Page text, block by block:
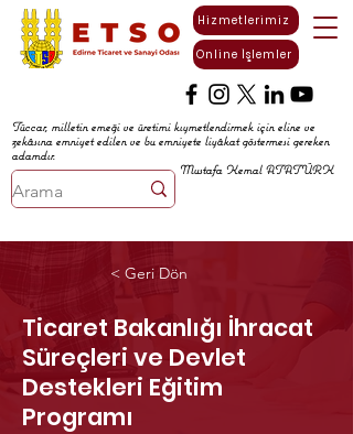
Online İşlemler
Hizmetlerimiz
Tüccar, milletin emeği ve üretimi kıymetlendirmek için eline ve
zekâsına emniyet edilen ve bu emniyete liyâkat göstermesi gereken
adamdır.
Mustafa Kemal ATATÜRK
< Geri Dön
Ticaret Bakanlığı İhracat
Süreçleri ve Devlet
Destekleri Eğitim
Programı